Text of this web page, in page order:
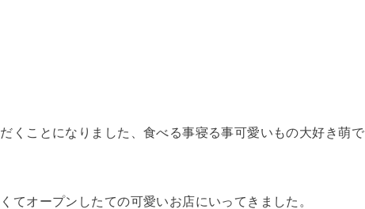
くことになりました、食べる事寝る事可愛いもの大好き萌で
てオープンしたての可愛いお店にいってきました。